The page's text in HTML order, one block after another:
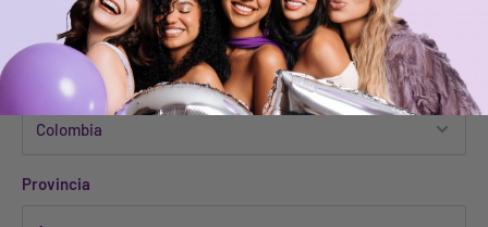
Gastos estimados de envío
Provincia